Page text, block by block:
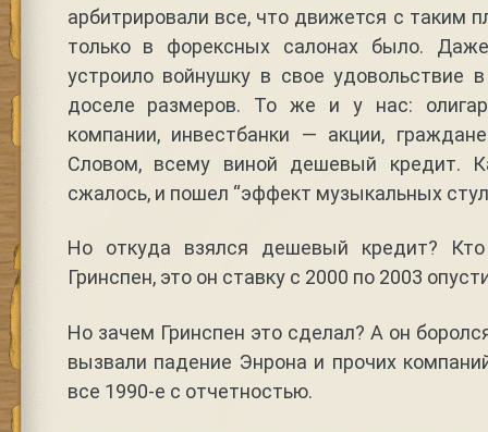
арбитрировали все, что движется с таким
только в форексных салонах было.
устроило войнушку в свое удовольствие
доселе размеров. То же и у нас:
компании, инвестбанки — акции,
Словом, всему виной дешевый кредит.
сжалось, и пошел “эффект музыкальных
Но откуда взялся дешевый кредит?
Гринспен, это он ставку с 2000 по 2003
Но зачем Гринспен это сделал? А он
вызвали падение Энрона и прочих
все 1990-е с отчетностью.